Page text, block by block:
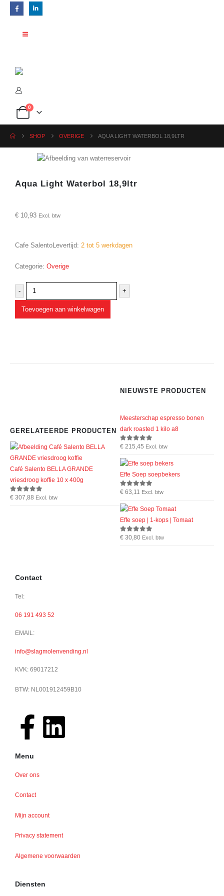
0
SHOP OVERIGE AQUA LIGHT WATERBOL 18,9LTR
Aqua Light Waterbol 18,9ltr
€ 10,93 Excl. btw
Cafe SalentoLevertijd: 2 tot 5 werkdagen
Categorie: Overige
- +
Toevoegen aan winkelwagen
GERELATEERDE PRODUCTEN
Café Salento BELLA GRANDE
vriesdroog koffie 10 x 400g
0 out of 5
€ 307,88 Excl. btw
NIEUWSTE PRODUCTEN
Meesterschap espresso bonen
dark roasted 1 kilo a8
0 out of 5
€ 215,45 Excl. btw
Effe Soep soepbekers
0 out of 5
€ 63,11 Excl. btw
Effe soep | 1-kops | Tomaat
0 out of 5
€ 30,80 Excl. btw
Contact
Tel:
06 191 493 52
EMAIL:
info@slagmolenvending.nl
KVK: 69017212
BTW: NL001912459B10
Menu
Over ons
Contact
Mijn account
Privacy statement
Algemene voorwaarden
Diensten